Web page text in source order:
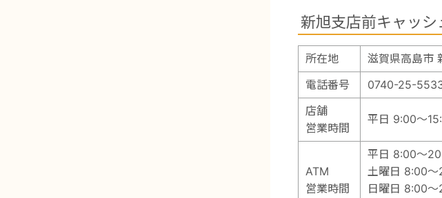
新旭支店前キャッシ
所在地
滋賀県高島市
電話番号
0740-25-
店舗
営業時間
平日 9:00～
ATM
営業時間
平日 8:00～
土曜日 8:00
日曜日 8:00